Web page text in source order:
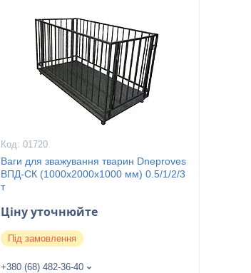
01720
Ваги для зважування тварин Dneproves
ВПД-СК (1000х2000х1000 мм) 0.5/1/2/3
т
Ціну уточнюйте
Під замовлення
+380 (68) 482-36-40